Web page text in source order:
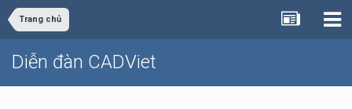
Trang chủ
Diễn đàn CADViet